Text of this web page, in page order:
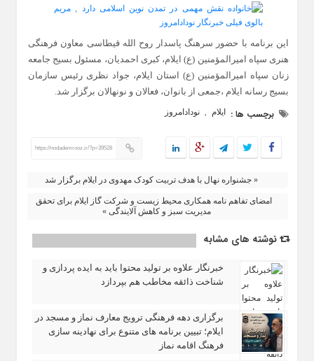
این برنامه با حضور سرهنگ پاسدار روح الله قیطاسی معاون فرهنگی
هنری سپاه امیرالمؤمنین (ع) ایلام، کبری احمدیان، مسئول بسیج جامعه
زنان سپاه امیرالمؤمنین (ع) استان ایلام، جواد نظری رئیس سازمان
بسیج رسانه ایلام ،جمعی از بانوان، فعالان و نونهالان برگزار شد.
برچسب ها : ایلام , نودادامروز
https://nodademrooz.ir/?p=39528
« جشنواره نهال با هدف تربیت کودک مهدوی در ایلام برگزار شد
امضای تفاهم‌ نامه همکاری محیط زیست و شرکت گاز ایلام برای تحقق
مدیریت سبز و کاهش آلایندگی »
نوشته های مشابه
خبرنگار علاوه بر تولید محتوا باید به ایده‌ پردازی و
شناخت ذائقه مخاطب هم بپردازد
برگزاری دهه فرهنگی ترویج معارف نماز و مسجد در
ایلام؛ تبیین برنامه‌ های متنوع برای نهادینه‌ سازی
فرهنگ اقامه نماز